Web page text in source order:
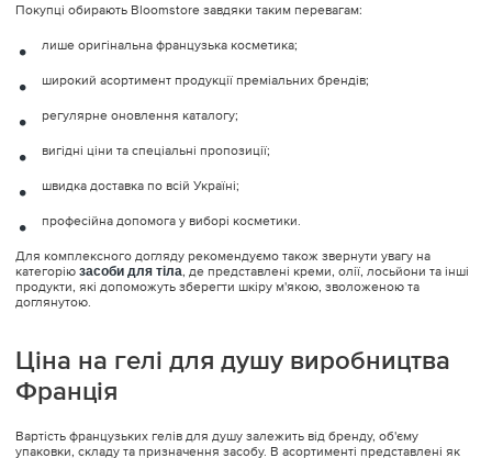
Покупці обирають Bloomstore завдяки таким перевагам:
лише оригінальна французька косметика;
широкий асортимент продукції преміальних брендів;
регулярне оновлення каталогу;
вигідні ціни та спеціальні пропозиції;
швидка доставка по всій Україні;
професійна допомога у виборі косметики.
Для комплексного догляду рекомендуємо також звернути увагу на
категорію засоби для тіла, де представлені креми, олії, лосьйони та інші
продукти, які допоможуть зберегти шкіру м'якою, зволоженою та
доглянутою.
Ціна на гелі для душу виробництва
Франція
Вартість французьких гелів для душу залежить від бренду, об'єму
упаковки, складу та призначення засобу. В асортименті представлені як